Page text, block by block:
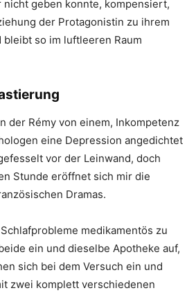
nicht geben konnte, kompensiert,
der Protagonistin zu ihrem
so im luftleeren Raum
der Rémy von einem, Inkompetenz
eine Depression angedichtet
vor der Leinwand, doch
Stunde eröffnet sich mir die
Dramas.
medikamentös zu
ein und dieselbe Apotheke auf,
sich bei dem Versuch ein und
zwei komplett verschiedenen